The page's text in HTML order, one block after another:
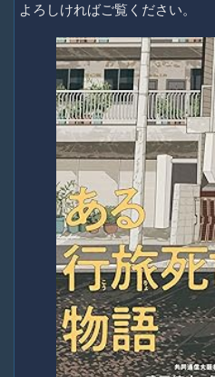
よろしければご覧ください。